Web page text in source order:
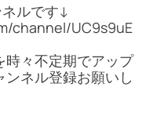
ネルです↓
channel/UC9s9uE
時々不定期でアップ
ネル登録お願いし